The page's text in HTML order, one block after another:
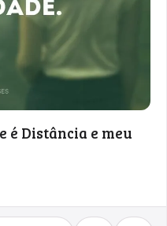
é Distância e meu